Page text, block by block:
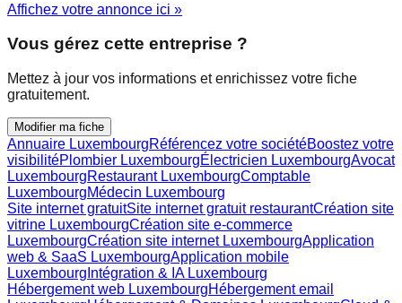
Affichez votre annonce ici »
Vous gérez cette entreprise ?
Mettez à jour vos informations et enrichissez votre fiche
gratuitement.
Modifier ma fiche
Annuaire LuxembourgRéférencez votre sociétéBoostez votre
visibilitéPlombier LuxembourgÉlectricien LuxembourgAvocat
LuxembourgRestaurant LuxembourgComptable
LuxembourgMédecin Luxembourg
Site internet gratuitSite internet gratuit restaurantCréation site
vitrine LuxembourgCréation site e-commerce
LuxembourgCréation site internet LuxembourgApplication
web & SaaS LuxembourgApplication mobile
Luxembourg Intégration & IA Luxembourg
Hébergement web LuxembourgHébergement email